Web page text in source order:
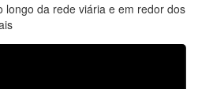
longo da rede viária e em redor dos